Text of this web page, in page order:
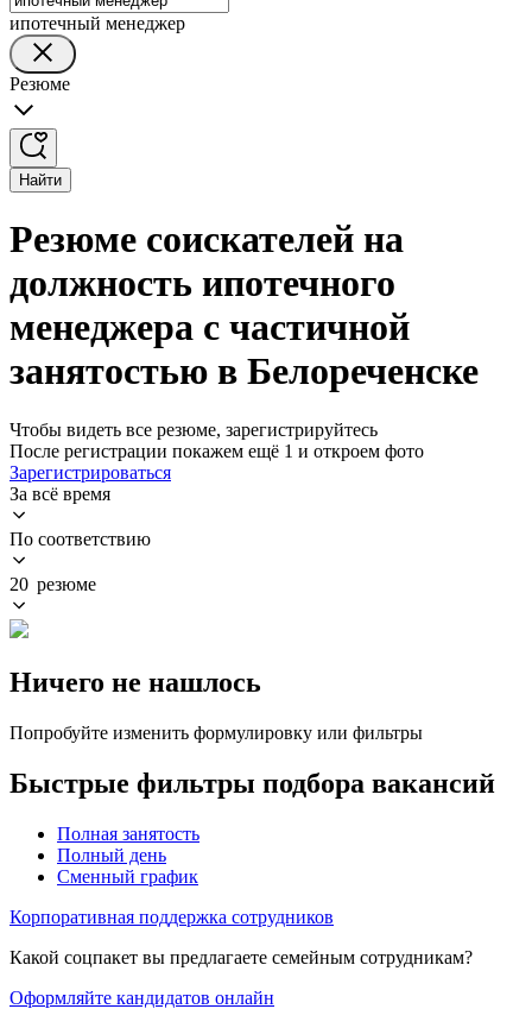
ипотечный менеджер
Резюме
Найти
Резюме соискателей на
должность ипотечного
менеджера с частичной
занятостью в Белореченске
Чтобы видеть все резюме, зарегистрируйтесь
После регистрации покажем ещё 1 и откроем фото
Зарегистрироваться
За всё время
По соответствию
20 резюме
Ничего не нашлось
Попробуйте изменить формулировку или фильтры
Быстрые фильтры подбора вакансий
Полная занятость
Полный день
Сменный график
Корпоративная поддержка сотрудников
Какой соцпакет вы предлагаете семейным сотрудникам?
Оформляйте кандидатов онлайн